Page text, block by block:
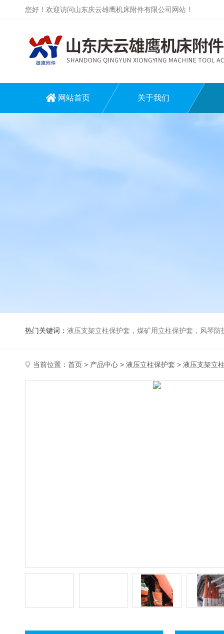
您好！欢迎访问山东庆云雄鹰机床附件有限公司网站！
网站首页 关于我们
热门关键词： 液压支架立柱保护套，煤矿用立柱保护套，风琴
当前位置： 首页 > 产品中心 > 液压立柱保护套 > 液压支架立